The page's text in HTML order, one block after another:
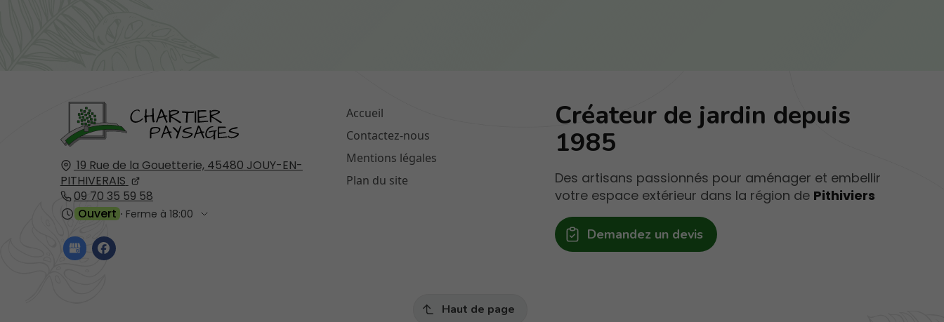
19 Rue de la Gouetterie, 45480 JOUY-EN-
PITHIVERAIS
09 70 35 59 58
Ouvert ⋅ Ferme à 18:00
Accueil
Contactez-nous
Mentions légales
Plan du site
Créateur de jardin depuis
1985
Des artisans passionnés pour aménager et embellir
votre espace extérieur dans la région de Pithiviers
Demandez un devis
Haut de page